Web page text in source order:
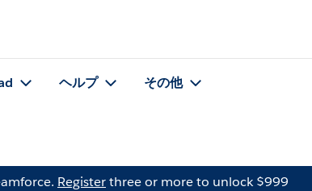
ヘルプ その他
Registerthree or more to unlock $999